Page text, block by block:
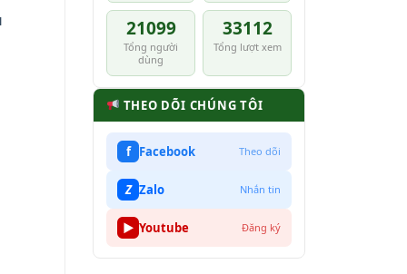
21099
Tổng người
dùng
33112
Tổng lượt xem
THEO DÕI CHÚNG TÔI
f Facebook Theo dõi
Z Zalo Nhắn tin
▶ Youtube Đăng ký